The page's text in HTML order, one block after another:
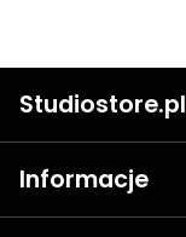
Studiostore.pl
Informacje